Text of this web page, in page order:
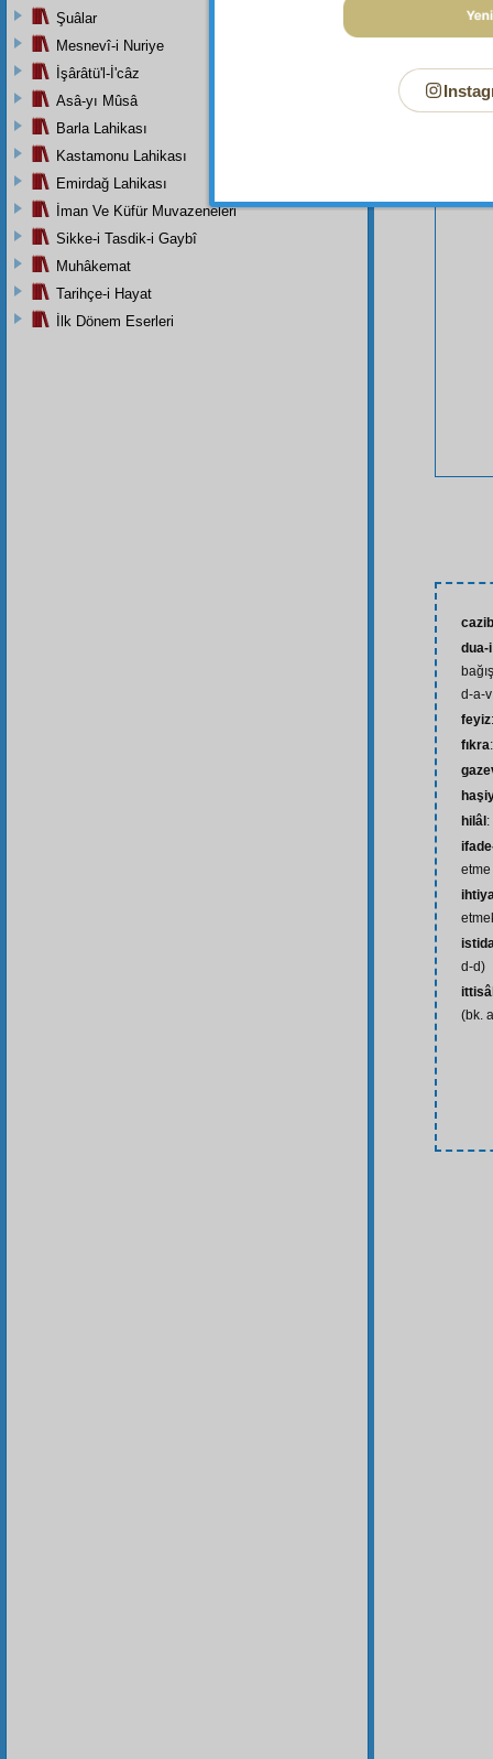
dua-
d-a-
feyiz
fıkra
hilâl
etme
d-d)
(bk.
Şuâlar
Mesnevî-i Nuriye
İşârâtü'l-İ'câz
Asâ-yı Mûsâ
Barla Lahikası
Kastamonu Lahikası
Emirdağ Lahikası
İman Ve Küfür Muvazeneleri
Sikke-i Tasdik-i Gaybî
Muhâkemat
Tarihçe-i Hayat
İlk Dönem Eserleri